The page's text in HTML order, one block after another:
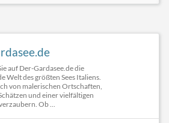
auf Der-Gardasee.de die
Welt des größten Sees Italiens.
von malerischen Ortschaften,
und einer vielfältigen
Ob ...